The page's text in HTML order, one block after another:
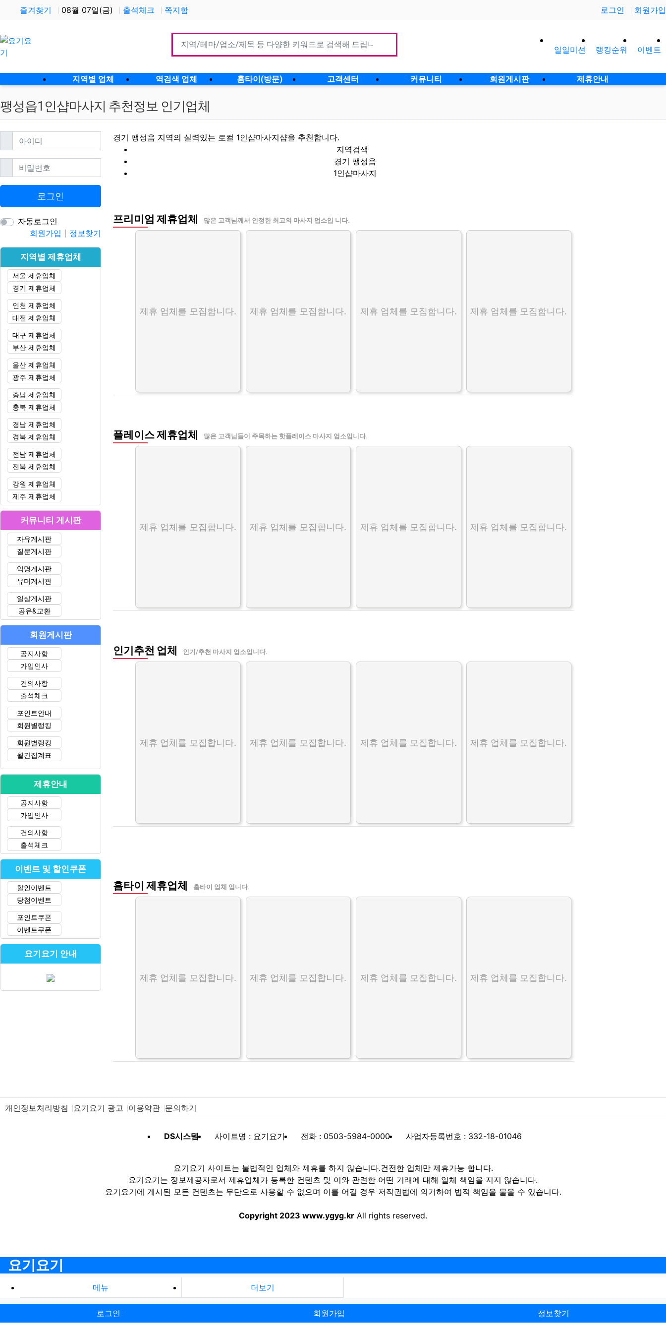
즐겨찾기 08월 07일(금) 출석체크 쪽지함 로그인 회원가입
일일미션 랭킹순위 이벤트
지역별 업체 역검색 업체 홈타이(방문) 고객센터 커뮤니티 회원게시판 제휴안내
팽성읍1인샵마사지 추천정보 인기업체
경기 팽성읍 지역의 실력있는 로컬 1인샵마사지샵을 추천합니다.
지역검색
경기 팽성읍
1인샵마사지
프리미엄 제휴업체 많은 고객님께서 인정한 최고의 마사지 업소입 니다.
제휴 업체를 모집합니다. 제휴 업체를 모집합니다. 제휴 업체를 모집합니다. 제휴 업체를 모집합니다.
플레이스 제휴업체 많은 고객님들이 주목하는 핫플레이스 마사지 업소입니다.
제휴 업체를 모집합니다. 제휴 업체를 모집합니다. 제휴 업체를 모집합니다. 제휴 업체를 모집합니다.
인기추천 업체 인기/추천 마사지 업소입니다.
제휴 업체를 모집합니다. 제휴 업체를 모집합니다. 제휴 업체를 모집합니다. 제휴 업체를 모집합니다.
홈타이 제휴업체 홈타이 업체 입니다.
제휴 업체를 모집합니다. 제휴 업체를 모집합니다. 제휴 업체를 모집합니다. 제휴 업체를 모집합니다.
아이디필수
비밀번호필수
로그인
자동로그인
회원가입
정보찾기
지역별 제휴업체
서울 제휴업체
경기 제휴업체
인천 제휴업체
대전 제휴업체
대구 제휴업체
부산 제휴업체
울산 제휴업체
광주 제휴업체
충남 제휴업체
충북 제휴업체
경남 제휴업체
경북 제휴업체
전남 제휴업체
전북 제휴업체
강원 제휴업체
제주 제휴업체
커뮤니티 게시판
자유게시판
질문게시판
익명게시판
유머게시판
일상게시판
공유&교환
회원게시판
공지사항
가입인사
건의사항
출석체크
포인트안내
회원별랭킹
회원별랭킹
월간집계표
제휴안내
공지사항
가입인사
건의사항
출석체크
이벤트 및 할인쿠폰
할인이벤트
당첨이벤트
포인트쿠폰
이벤트쿠폰
요기요기 안내
개인정보처리방침 요기요기 광고 이용약관 문의하기
DS시스템 사이트명 : 요기요기 전화 : 0503-5984-0000 사업자등록번호 : 332-18-01046
요기요기 사이트는 불법적인 업체와 제휴를 하지 않습니다.건전한 업체만 제휴가능 합니다.
요기요기는 정보제공자로서 제휴업체가 등록한 컨텐츠 및 이와 관련한 어떤 거래에 대해 일체 책임을 지지 않습니다.
요기요기에 게시된 모든 컨텐츠는 무단으로 사용할 수 없으며 이를 어길 경우 저작권법에 의거하여 법적 책임을 물을 수 있습니다.
Copyright 2023 www.ygyg.kr All rights reserved.
요기요기
메뉴 더보기
로그인 회원가입 정보찾기